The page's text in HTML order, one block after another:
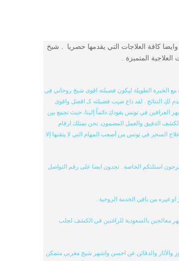
الروحانية وايضا كافة العلاجات التي يقدمها حصريا . شيخ
المتميزة .
الخبرة الطويلة ليكون فضيلته اقوى شيخ روحاني في
لكِ النتائج . لقد ذاع صيت فضيلته كـ افضل واقوى
في تونس يقودكِ دائماً إلينا، حيث نجمع بين
الدقيق والعمل المضمون. نحن نمتلك ارقام
السحر في تونس من أصعب المهام التي لا يتقنها إلا
اسئلتكم الخاصة . تجدون ايضا على رقم التواصل
غيره من باقي الخدمة الروحية .
معالجين بالسعودية للراغبين في الكشف لجلب
والآثار والدفائن عن احسن واشهر شيخ مغربي متمكن